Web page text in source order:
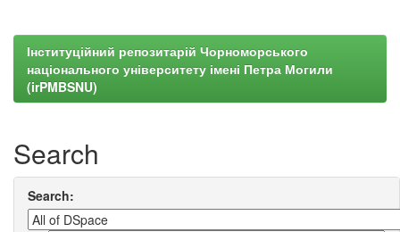
Інституційний репозитарій Чорноморського
національного університету імені Петра Могили
(irPMBSNU)
Search
Search: